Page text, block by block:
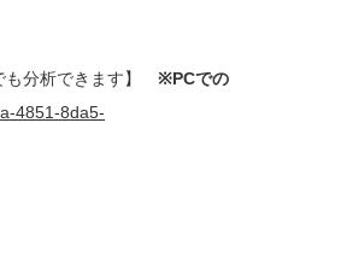
も分析できます】 ※PCでの
4851-8da5-